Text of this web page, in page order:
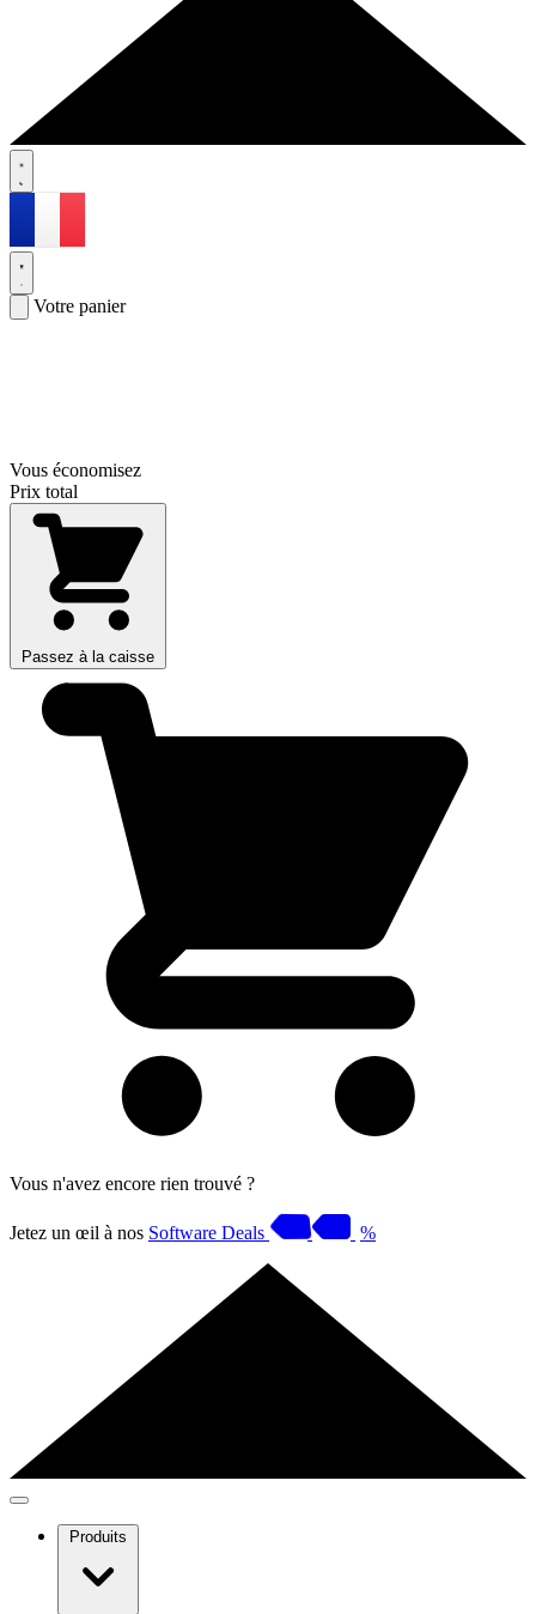
Votre panier
Vous économisez
Prix total
Passez à la caisse
Vous n'avez encore rien trouvé ?
Jetez un œil à nos Software Deals %
Produits